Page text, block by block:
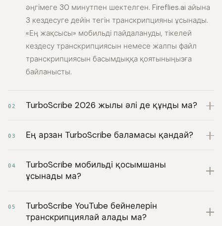
әңгімеге 30 минутпен шектелген. Fireflies.ai айына
3 кездесуге дейін тегін транскрипцияны ұсынады.
«Ең жақсысы» мобильді пайдалануды, тікелей
кездесу транскрипциясын немесе жалпы файл
транскрипциясын басымдыққа қоятыныңызға
байланысты.
02 TurboScribe 2026 жылы әлі де құнды ма?
03 Ең арзан TurboScribe баламасы қандай?
04
TurboScribe мобильді қосымшаны
ұсынады ма?
05
TurboScribe YouTube бейнелерін
транскрипциялай алады ма?